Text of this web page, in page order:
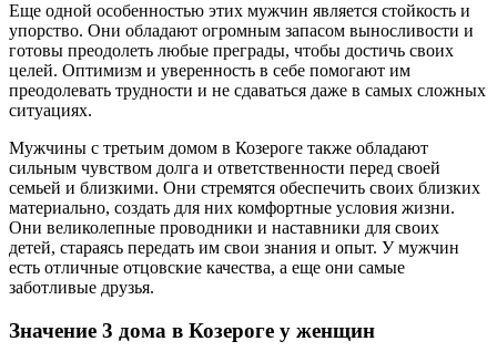
Еще одной особенностью этих мужчин является стойкость и
упорство. Они обладают огромным запасом выносливости и
готовы преодолеть любые преграды, чтобы достичь своих
целей. Оптимизм и уверенность в себе помогают им
преодолевать трудности и не сдаваться даже в самых сложных
ситуациях.
Мужчины с третьим домом в Козероге также обладают
сильным чувством долга и ответственности перед своей
семьей и близкими. Они стремятся обеспечить своих близких
материально, создать для них комфортные условия жизни.
Они великолепные проводники и наставники для своих
детей, стараясь передать им свои знания и опыт. У мужчин
есть отличные отцовские качества, а еще они самые
заботливые друзья.
Значение 3 дома в Козероге у женщин